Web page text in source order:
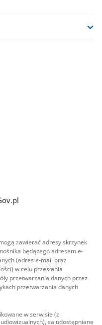
zawierać adresy skrzynek
będącego adresem e-
(adres e-mail oraz
w celu przesłania
przetwarzania danych przez
przetwarzania danych
w serwisie (z
są udostępniane